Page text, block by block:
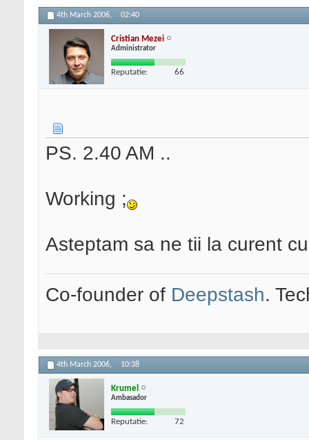
4th March 2006, 02:40
Cristian Mezei
Administrator
Reputatie: 66
PS. 2.40 AM ..
Working ;
Asteptam sa ne tii la curent
Co-founder of Deepstash.
4th March 2006, 10:38
Krumel
Ambasador
Reputatie: 72